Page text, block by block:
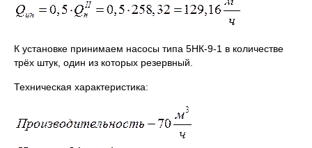
К установке принимаем насосы типа 5НК-9-1 в количестве
трёх штук, один из которых резервный.
Техническая характеристика: